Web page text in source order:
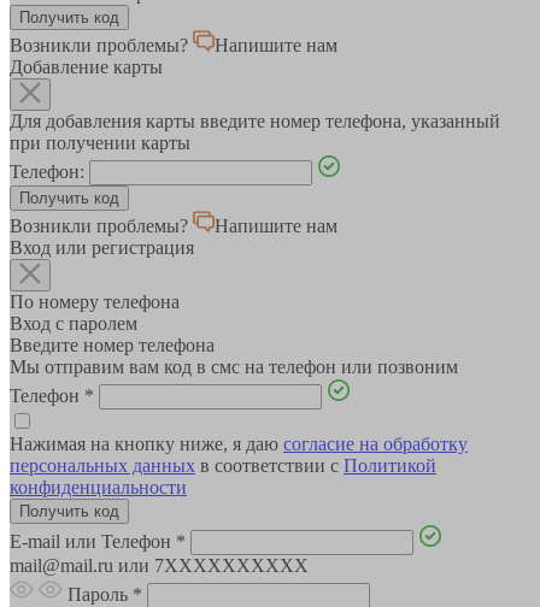
Возникли проблемы?
Напишите нам
Добавление карты
Для добавления карты введите номер телефона, указанный
при получении карты
Телефон:
Возникли проблемы?
Напишите нам
Вход или регистрация
По номеру телефона
Вход с паролем
Введите номер телефона
Мы отправим вам код в смс на телефон или позвоним
Телефон *
Нажимая на кнопку ниже, я даю согласие на обработку
персональных данных в соответствии с Политикой
конфиденциальности
E-mail или Телефон *
mail@mail.ru или 7XXXXXXXXXX
Пароль *